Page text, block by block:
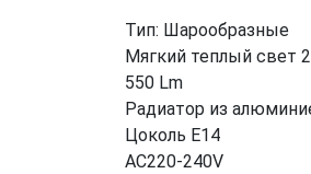
Тип: Шарообразные
Мягкий теплый свет
550 Lm
Радиатор из
Цоколь Е14
AC220-240V